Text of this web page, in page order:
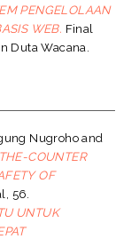
PENGELOLAAN
WEB. Final
Duta Wacana.
Nugrohoand
COUNTER
OF
56.
UNTUK